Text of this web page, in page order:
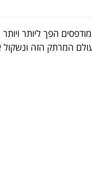
הפך ליותר
המרתק הזה